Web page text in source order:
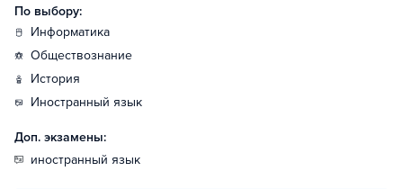
По выбору:
информатика
обществознание
история
иностранный язык
Доп. экзамены:
иностранный язык